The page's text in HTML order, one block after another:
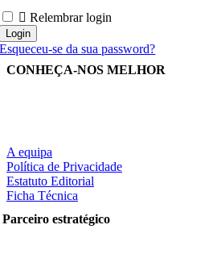
Relembrar login
Esqueceu-se da sua password?
CONHEÇA-NOS MELHOR
A equipa
Política de Privacidade
Estatuto Editorial
Ficha Técnica
Parceiro estratégico